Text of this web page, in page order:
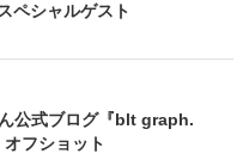
ペシャルゲスト
公式ブログ『blt graph.
フショット